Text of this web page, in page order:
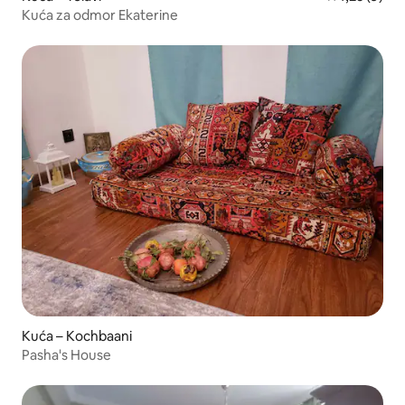
Kuća za odmor Ekaterine
Kuća – Kochbaani
Pasha's House